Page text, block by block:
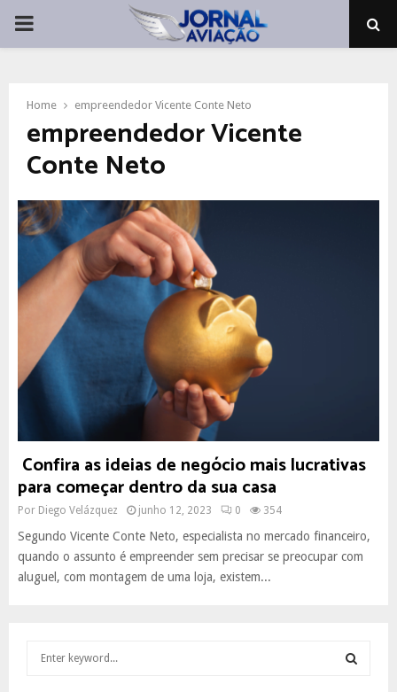
PRIMARY
Home empreendedor Vicente Conte Neto
empreendedor Vicente
Conte Neto
Confira as ideias de negócio mais lucrativas
para começar dentro da sua casa
Por Diego Velázquez junho 12, 2023 0 354
Segundo Vicente Conte Neto, especialista no mercado financeiro,
quando o assunto é empreender sem precisar se preocupar com
aluguel, com montagem de uma loja, existem...